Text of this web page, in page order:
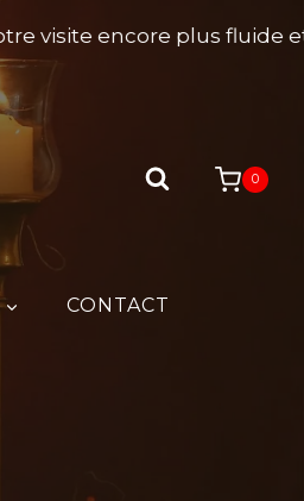
encore plus fluide
0
CONTACT